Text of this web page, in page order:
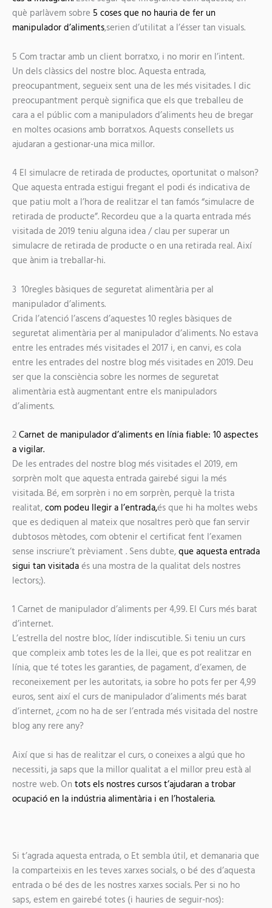
què parlàvem sobre 5 coses que no hauria de fer un
manipulador d’aliments,serien d’utilitat a l’ésser tan visuals.
5 Com tractar amb un client borratxo, i no morir en l’intent.
Un dels clàssics del nostre bloc. Aquesta entrada,
preocupantment, segueix sent una de les més visitades. I dic
preocupantment perquè significa que els que treballeu de
cara a el públic com a manipuladors d’aliments heu de bregar
en moltes ocasions amb borratxos. Aquests consellets us
ajudaran a gestionar-una mica millor.
4 El simulacre de retirada de productes, oportunitat o malson?
Que aquesta entrada estigui fregant el podi és indicativa de
que patiu molt a l’hora de realitzar el tan famós “simulacre de
retirada de producte”. Recordeu que a la quarta entrada més
visitada de 2019 teniu alguna idea / clau per superar un
simulacre de retirada de producte o en una retirada real. Així
que ànim ia treballar-hi.
3 10regles bàsiques de seguretat alimentària per al
manipulador d’aliments.
Crida l’atenció l’ascens d’aquestes 10 regles bàsiques de
seguretat alimentària per al manipulador d’aliments. No estava
entre les entrades més visitades el 2017 i, en canvi, es cola
entre les entrades del nostre blog més visitades en 2019. Deu
ser que la consciència sobre les normes de seguretat
alimentària està augmentant entre els manipuladors
d’aliments.
2 Carnet de manipulador d’aliments en línia fiable: 10 aspectes
a vigilar.
De les entrades del nostre blog més visitades el 2019, em
sorprèn molt que aquesta entrada gairebé sigui la més
visitada. Bé, em sorprèn i no em sorprèn, perquè la trista
realitat, com podeu llegir a l’entrada,és que hi ha moltes webs
que es dediquen al mateix que nosaltres però que fan servir
dubtosos mètodes, com obtenir el certificat fent l’examen
sense inscriure’t prèviament . Sens dubte, que aquesta entrada
sigui tan visitada és una mostra de la qualitat dels nostres
lectors;).
1 Carnet de manipulador d’aliments per 4,99. El Curs més barat
d’internet.
L’estrella del nostre bloc, líder indiscutible. Si teniu un curs
que compleix amb totes les de la llei, que es pot realitzar en
línia, que té totes les garanties, de pagament, d’examen, de
reconeixement per les autoritats, ia sobre ho pots fer per 4,99
euros, sent així el curs de manipulador d’aliments més barat
d’internet, ¿com no ha de ser l’entrada més visitada del nostre
blog any rere any?
Així que si has de realitzar el curs, o coneixes a algú que ho
necessiti, ja saps que la millor qualitat a el millor preu està al
nostre web. On tots els nostres cursos t’ajudaran a trobar
ocupació en la indústria alimentària i en l’hostaleria.
Si t’agrada aquesta entrada, o Et sembla útil, et demanaria que
la comparteixis en les teves xarxes socials, o bé des d’aquesta
entrada o bé des de les nostres xarxes socials. Per si no ho
saps, estem en gairebé totes (i hauries de seguir-nos):